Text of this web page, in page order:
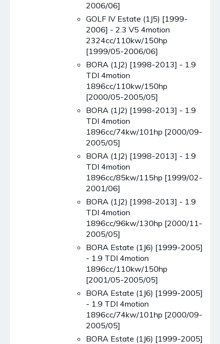
2006/06]
GOLF IV Estate (1J5) [1999-
2006] - 2.3 V5 4motion
2324cc/110kw/150hp
[1999/05-2006/06]
BORA (1J2) [1998-2013] - 1.9
TDI 4motion
1896cc/110kw/150hp
[2000/05-2005/05]
BORA (1J2) [1998-2013] - 1.9
TDI 4motion
1896cc/74kw/101hp [2000/09-
2005/05]
BORA (1J2) [1998-2013] - 1.9
TDI 4motion
1896cc/85kw/115hp [1999/02-
2001/06]
BORA (1J2) [1998-2013] - 1.9
TDI 4motion
1896cc/96kw/130hp [2000/11-
2005/05]
BORA Estate (1J6) [1999-2005]
- 1.9 TDI 4motion
1896cc/110kw/150hp
[2001/05-2005/05]
BORA Estate (1J6) [1999-2005]
- 1.9 TDI 4motion
1896cc/74kw/101hp [2000/09-
2005/05]
BORA Estate (1J6) [1999-2005]